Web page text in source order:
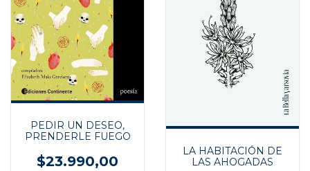
PEDIR UN DESEO,
PRENDERLE FUEGO
$23.990,00
LA HABITACIÓN DE
LAS AHOGADAS